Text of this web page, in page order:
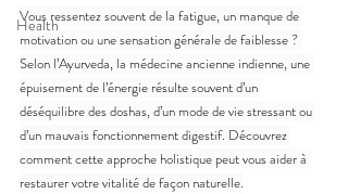
Health
Vous ressentez souvent de la fatigue, un manque de
motivation ou une sensation générale de faiblesse ?
Selon l’Ayurveda, la médecine ancienne indienne, une
épuisement de l’énergie résulte souvent d’un
déséquilibre des doshas, d’un mode de vie stressant ou
d’un mauvais fonctionnement digestif. Découvrez
comment cette approche holistique peut vous aider à
restaurer votre vitalité de façon naturelle.